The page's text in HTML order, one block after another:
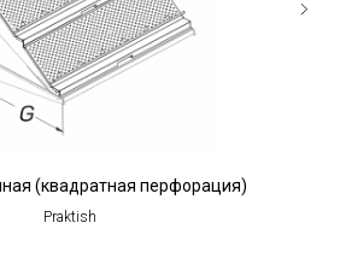
(квадратная перфорация)
Praktish